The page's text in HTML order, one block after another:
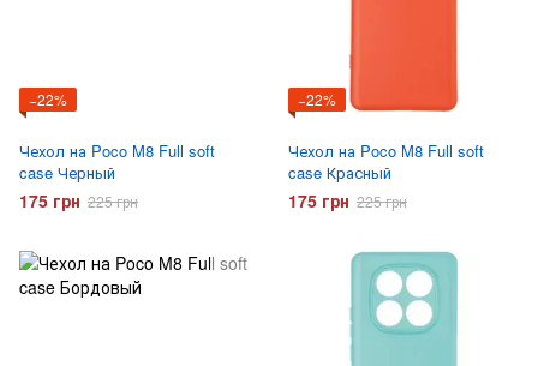
−22%
Чехол на Poco M8 Full soft
case Черный
175 грн 225 грн
−22%
Чехол на Poco M8 Full soft
case Красный
175 грн 225 грн